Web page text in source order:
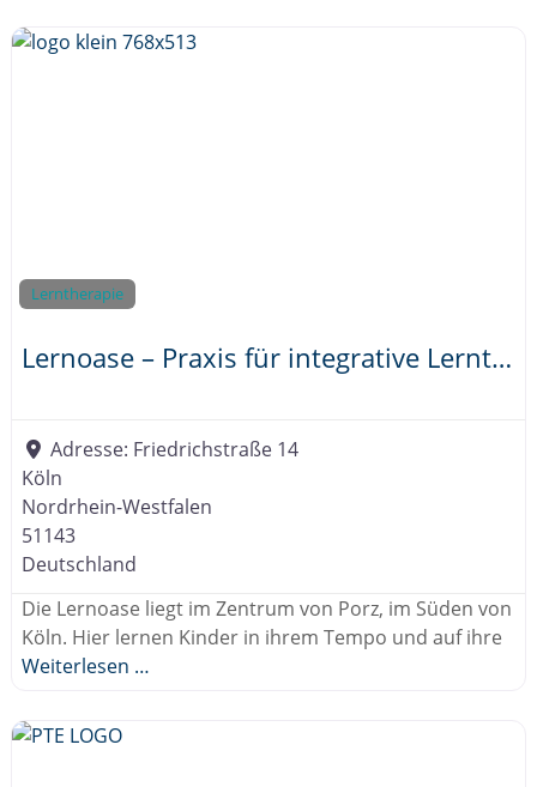
Lerntherapie
Lernoase – Praxis für integrative Lerntherapie
Adresse: Friedrichstraße 14
Köln
Nordrhein-Westfalen
51143
Deutschland
Die Lernoase liegt im Zentrum von Porz, im Süden von
Köln. Hier lernen Kinder in ihrem Tempo und auf ihre
Weiterlesen …